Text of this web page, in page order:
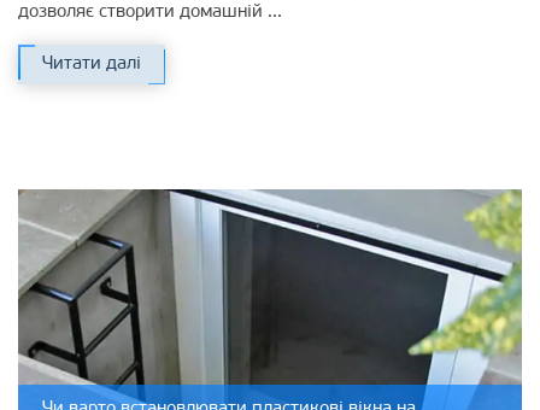
дозволяє створити домашній ...
Читати далі